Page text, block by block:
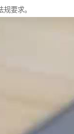
要求。